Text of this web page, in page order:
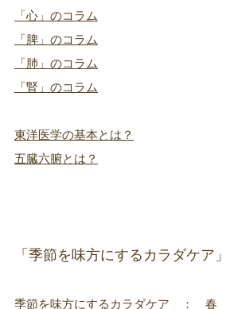
「心」のコラム
「脾」のコラム
「肺」のコラム
「腎」のコラム
東洋医学の基本とは？
五臓六腑とは？
「季節を味方にするカラダケア
季節を味方にするカラダケア ： 春